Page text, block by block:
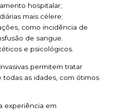
hospitalar;
mais célere;
como incidência de
de sangue.
e psicológicos.
permitem tratar
as idades, com ótimos
experiência em